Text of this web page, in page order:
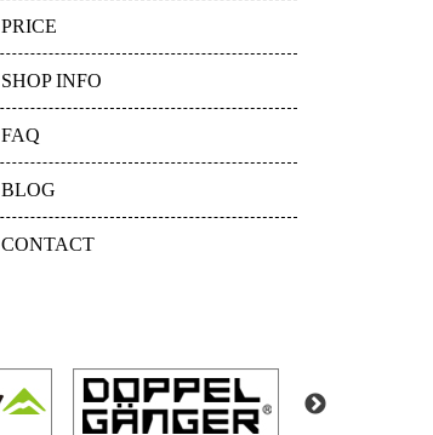
PRICE
SHOP INFO
FAQ
BLOG
CONTACT